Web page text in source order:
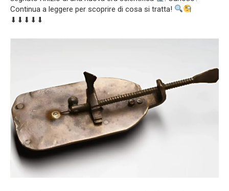
Continua a leggere per scoprire di cosa si tratta!
⬇⬇⬇⬇⬇